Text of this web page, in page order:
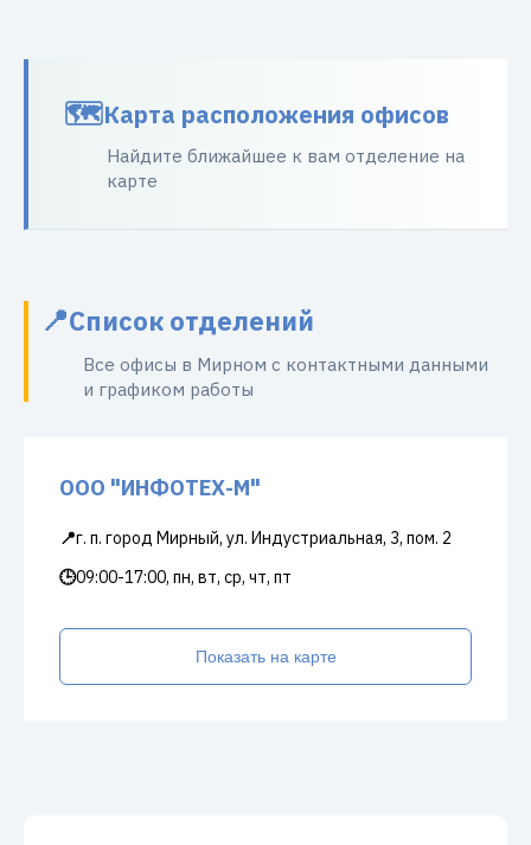
Карта расположения офисов
Найдите ближайшее к вам отделение на
карте
Список отделений
Все офисы в Мирном с контактными данными
и графиком работы
ООО "ИНФОТЕХ-М"
📍г. п. город Мирный, ул. Индустриальная, 3, пом. 2
🕒09:00-17:00, пн, вт, ср, чт, пт
Показать на карте